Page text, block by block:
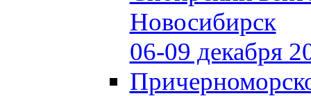
Новосибирск
06-09 декабря